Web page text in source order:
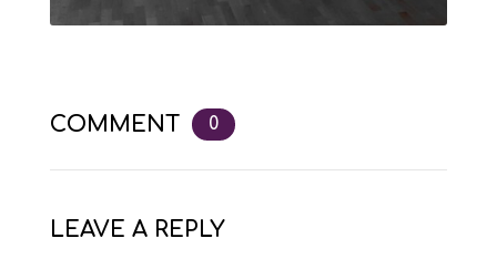
COMMENT 0
LEAVE A REPLY